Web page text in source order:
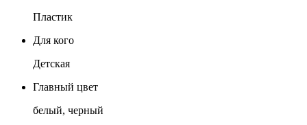
Пластик
Для кого
Детская
Главный цвет
белый, черный